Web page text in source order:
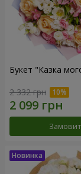
Букет "Казка
2 332 грн